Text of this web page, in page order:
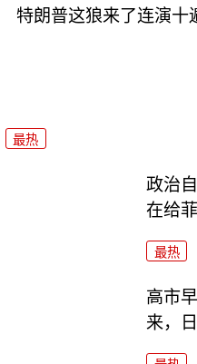
特朗普这狼来了连演十
最热
政治
在给
最热
高市
来，